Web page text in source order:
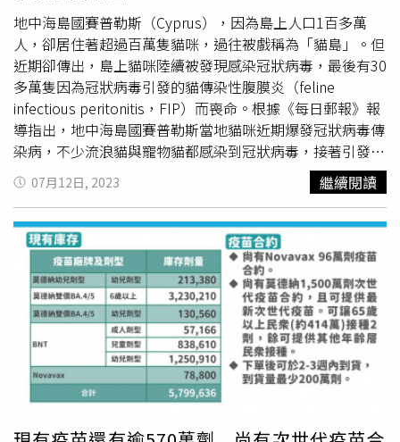
感染，雖然先前在英國、美國、希臘和台灣都發生過「貓
瘟」，值得注意的是，貓冠狀病毒與新冠病毒無關，也沒有
傳染給人類的風險，但由美國默沙東藥廠研發的新冠病毒口
服藥「莫納皮拉韋」（Molnupiravir）已經被證實可用於治
療「貓傳染性腹膜炎」。賽普勒斯准用「新冠藥物」救貓
咪。（圖／翻攝自推特）
地中海島國賽普勒斯（Cyprus），因為島上人口1百多萬
人，卻居住著超過百萬隻貓咪，過往被戲稱為「貓島」。但
近期卻傳出，島上貓咪陸續被發現感染冠狀病毒，最後有30
多萬隻因為冠狀病毒引發的貓傳染性腹膜炎（feline
infectious peritonitis，FIP）而喪命。根據《每日郵報》報
導指出，地中海島國賽普勒斯當地貓咪近期爆發冠狀病毒傳
染病，不少流浪貓與寵物貓都感染到冠狀病毒，接著引發貓
傳染性腹膜炎而喪命。截至目前為止，死亡的貓咪數量已經
達到30萬隻之多。為了減緩病毒的傳播，目前許多染疫的寵
物貓被送到醫院進行隔離，而也有當地獸醫與志願者開始幫
流浪貓開始義診、治療。動保團體賽普勒斯貓爪、賽普勒斯
動物之聲負責人阿吉奧馬米蒂斯（Dinos Agiomamitis）表
示，目前發現的病症有發燒、腹部腫脹、體虛、攻擊性強化
等現象，而在這波疫情中，島上有將近三分之一的貓咪死
亡，在此之前，賽普勒斯當地貓咪數量大約有一百萬隻左
右。當地獸醫調查報告也顯示，這波疫情是從1月份開始，
當時首都科西亞爆發疫情，大約僅花費3至4天的時間，整個
賽普勒斯都出現疫情。而愛丁堡大學貓科動物醫學專家岡摩
爾教授（Danièlle Gunn-Moore）也表示，這波疫情似乎也
影響到黎巴嫩、以色列與土耳其當地的貓科動物。岡摩爾教
07月12日, 2023 繼續閱讀